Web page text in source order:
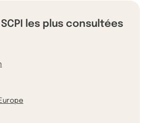
SCPI les plus consultées